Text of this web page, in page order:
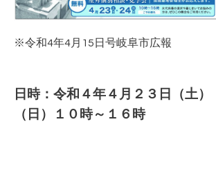
※令和4年4月15日号岐阜市広報
日時：令和４年４月２３日（土）
（日）１０時～１６時